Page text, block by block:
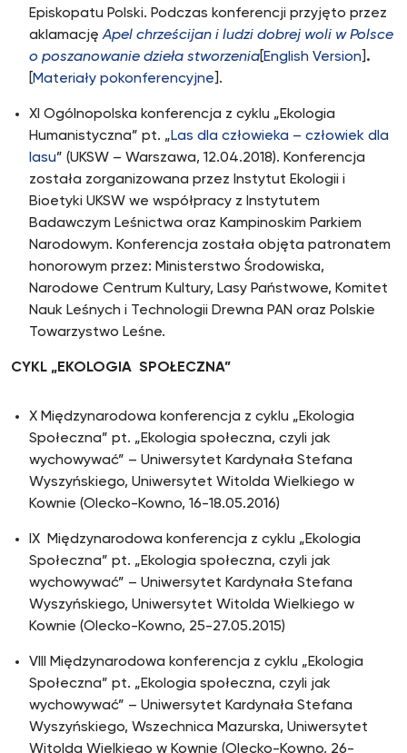
Episkopatu Polski. Podczas konferencji przyjęto przez
aklamacjęApel chrześcijan i ludzi dobrej woli w Polsce
o poszanowanie dzieła stworzenia[English Version].
[Materiały pokonferencyjne].
XI Ogólnopolska konferencja z cyklu „Ekologia
Humanistyczna” pt. „Las dla człowieka – człowiek dla
lasu” (UKSW – Warszawa, 12.04.2018). Konferencja
została zorganizowana przez Instytut Ekologii i
Bioetyki UKSW we współpracy z Instytutem
Badawczym Leśnictwa oraz Kampinoskim Parkiem
Narodowym. Konferencja została objęta patronatem
honorowym przez: Ministerstwo Środowiska,
Narodowe Centrum Kultury, Lasy Państwowe, Komitet
Nauk Leśnych i Technologii Drewna PAN oraz Polskie
Towarzystwo Leśne.
CYKL „EKOLOGIA SPOŁECZNA”
X Międzynarodowa konferencja z cyklu „Ekologia
Społeczna” pt. „Ekologia społeczna, czyli jak
wychowywać” – Uniwersytet Kardynała Stefana
Wyszyńskiego, Uniwersytet Witolda Wielkiego w
Kownie (Olecko-Kowno, 16-18.05.2016)
IX Międzynarodowa konferencja z cyklu „Ekologia
Społeczna” pt. „Ekologia społeczna, czyli jak
wychowywać” – Uniwersytet Kardynała Stefana
Wyszyńskiego, Uniwersytet Witolda Wielkiego w
Kownie (Olecko-Kowno, 25-27.05.2015)
VIII Międzynarodowa konferencja z cyklu „Ekologia
Społeczna” pt. „Ekologia społeczna, czyli jak
wychowywać” – Uniwersytet Kardynała Stefana
Wyszyńskiego, Wszechnica Mazurska, Uniwersytet
Witolda Wielkiego w Kownie (Olecko-Kowno, 26-